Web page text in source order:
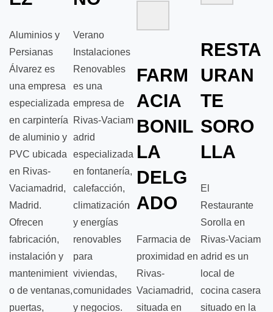
Aluminios y
Persianas
Álvarez es
una empresa
especializada
en carpintería
de aluminio y
PVC ubicada
en Rivas-
Vaciamadrid,
Madrid.
Ofrecen
fabricación,
instalación y
mantenimient
o de ventanas,
puertas,
Verano
Instalaciones
Renovables
es una
empresa de
Rivas‑Vaciam
adrid
especializada
en fontanería,
calefacción,
climatización
y energías
renovables
para
viviendas,
comunidades
y negocios.
FARM
ACIA
BONIL
LA
DELG
ADO
Farmacia de
proximidad en
Rivas-
Vaciamadrid,
situada en
RESTA
URAN
TE
SORO
LLA
El
Restaurante
Sorolla en
Rivas‑Vaciam
adrid es un
local de
cocina casera
situado en la